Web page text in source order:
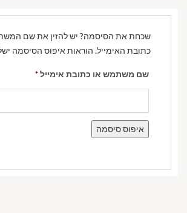
שכחת את הסיסמה? יש להזין את שם
כתובת האימייל. הוראות איפוס הסיסמה
שם משתמש או כתובת אימייל*
איפוס סיסמה